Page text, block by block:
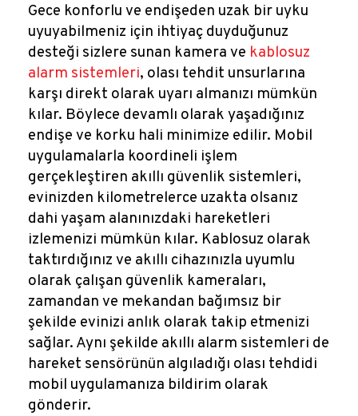
Gece konforlu ve endişeden uzak bir uyku
uyuyabilmeniz için ihtiyaç duyduğunuz
desteği sizlere sunan kamera ve kablosuz
alarm sistemleri, olası tehdit unsurlarına
karşı direkt olarak uyarı almanızı mümkün
kılar. Böylece devamlı olarak yaşadığınız
endişe ve korku hali minimize edilir. Mobil
uygulamalarla koordineli işlem
gerçekleştiren akıllı güvenlik sistemleri,
evinizden kilometrelerce uzakta olsanız
dahi yaşam alanınızdaki hareketleri
izlemenizi mümkün kılar. Kablosuz olarak
taktırdığınız ve akıllı cihazınızla uyumlu
olarak çalışan güvenlik kameraları,
zamandan ve mekandan bağımsız bir
şekilde evinizi anlık olarak takip etmenizi
sağlar. Aynı şekilde akıllı alarm sistemleri de
hareket sensörünün algıladığı olası tehdidi
mobil uygulamanıza bildirim olarak
gönderir.